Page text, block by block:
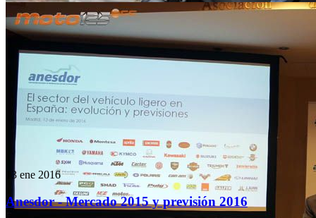
13 ene 2016
Anesdor - Mercado 2015 y previsión 2016